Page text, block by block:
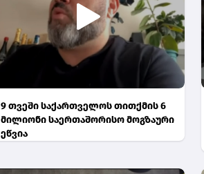
9 თვეში საქართველოს თითქმის 6
მილიონი საერთაშორისო მოგზაური
ეწვია